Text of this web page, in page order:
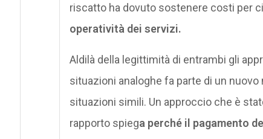
riscatto ha dovuto sostenere costi per
operatività dei servizi.
Aldilà della legittimità di entrambi gli
situazioni analoghe fa parte di un
situazioni simili. Un approccio che è
rapporto spiega perché il pagamento